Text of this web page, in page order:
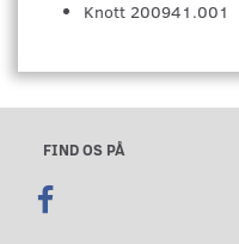
Knott 200941.001
FIND OS PÅ